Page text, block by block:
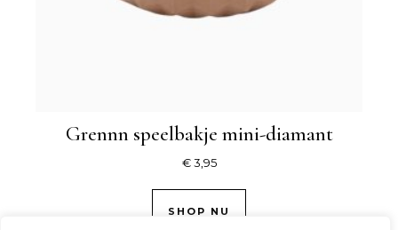
Grennn speelbakje mini-diamant
€3,95
SHOP NU